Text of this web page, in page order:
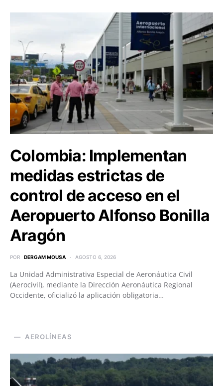
Colombia: Implementan
medidas estrictas de
control de acceso en el
Aeropuerto Alfonso Bonilla
Aragón
POR DERGAM MOUSA AGOSTO 6, 2026
La Unidad Administrativa Especial de Aeronáutica Civil
(Aerocivil), mediante la Dirección Aeronáutica Regional
Occidente, oficializó la aplicación obligatoria…
AEROLÍNEAS